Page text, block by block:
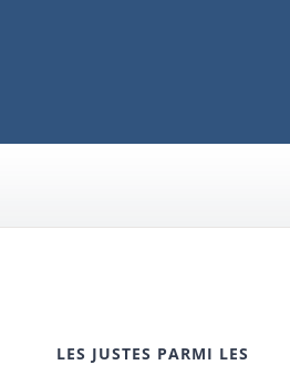
LES JUSTES PARMI LES